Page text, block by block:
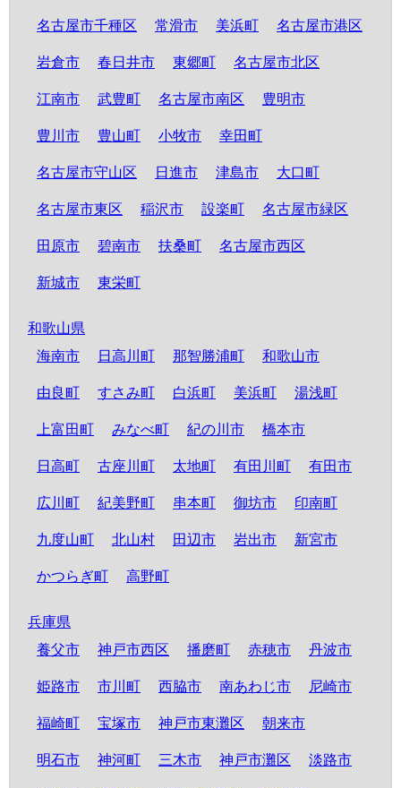
名古屋市千種区 常滑市 美浜町 名古屋市港区
岩倉市 春日井市 東郷町 名古屋市北区
江南市 武豊町 名古屋市南区 豊明市
豊川市 豊山町 小牧市 幸田町
名古屋市守山区 日進市 津島市 大口町
名古屋市東区 稲沢市 設楽町 名古屋市緑区
田原市 碧南市 扶桑町 名古屋市西区
新城市 東栄町
和歌山県
海南市
日高川町 那智勝浦町 和歌山市
由良町 すさみ町 白浜町 美浜町 湯浅町
上富田町 みなべ町 紀の川市 橋本市
日高町 古座川町 太地町 有田川町 有田市
広川町 紀美野町 串本町 御坊市 印南町
九度山町 北山村 田辺市 岩出市 新宮市
かつらぎ町 高野町
兵庫県
養父市
神戸市西区 播磨町 赤穂市 丹波市
姫路市 市川町 西脇市 南あわじ市 尼崎市
福崎町 宝塚市 神戸市東灘区 朝来市
明石市 神河町 三木市 神戸市灘区 淡路市